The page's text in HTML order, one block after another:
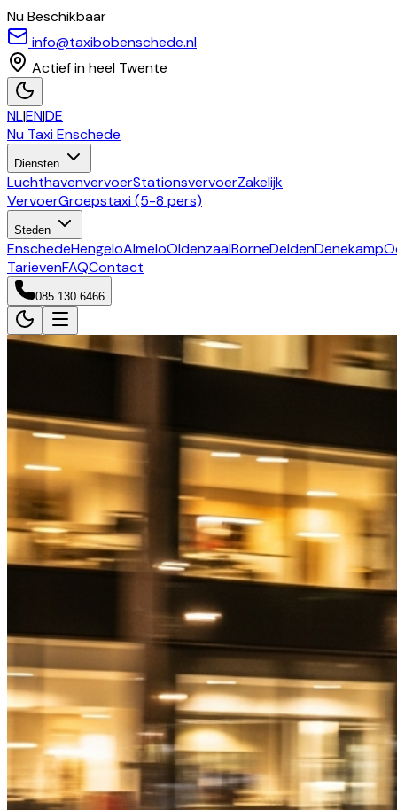
Nu Beschikbaar
info@taxibobenschede.nl
Actief in heel Twente
NL|EN|DE
Nu TaxiEnschede
Diensten
LuchthavenvervoerStationsvervoerZakelijk
VervoerGroepstaxi (5-8 pers)
Steden
EnschedeHengeloAlmeloOldenzaalBorneDeldenDenekamp
TarievenFAQContact
085 130 6466